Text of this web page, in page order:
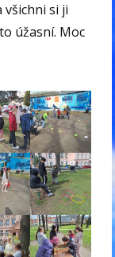
všichni si ji
úžasní. Moc